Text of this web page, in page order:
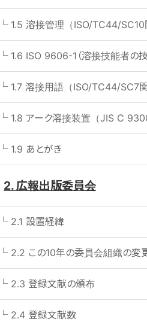
1.5 溶接管理（ISO/TC44/SC10
1.6 ISO 9606-1（溶接技能者の
1.7 溶接用語（ISO/TC44/SC7関
1.8 アーク溶接装置（JIS C
1.9 あとがき
2. 広報出版委員会
2.1 設置経緯
2.2 この10年の委員会組織の変
2.3 登録文献の頒布
2.4 登録文献数